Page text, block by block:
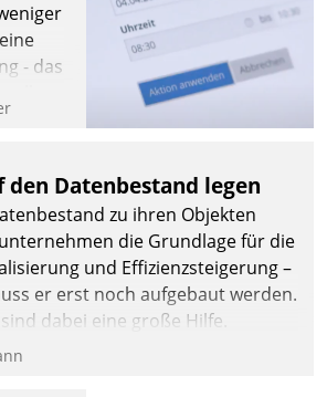
- das
hat
Betrieb
SAP
Datenbestand legen
zu ihren Objekten
die Grundlage für die
und Effizienzsteigerung –
er erst noch aufgebaut werden.
dabei eine große Hilfe.